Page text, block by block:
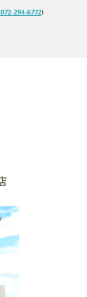
072-294-6772)